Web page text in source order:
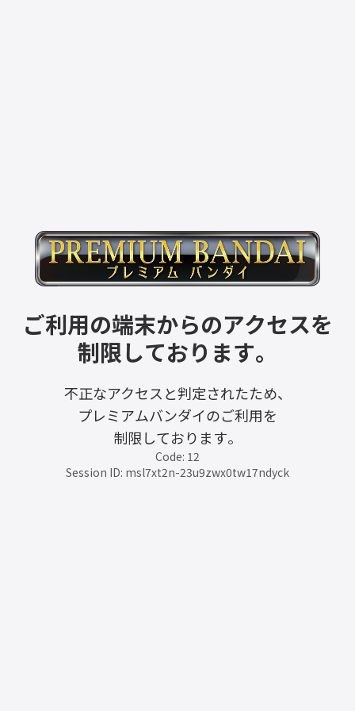
ご利用の端末からのアクセスを
制限しております。
不正なアクセスと判定されたため、
プレミアムバンダイのご利用を
制限しております。
Code: 12
Session ID: msl7xt2n-23u9zwx0tw17ndyck